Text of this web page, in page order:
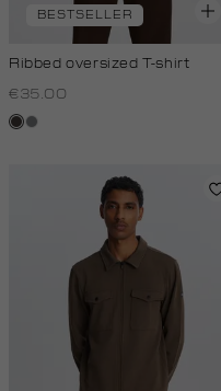
BESTSELLER
Ribbed oversized T-shirt
€35.00
chocomiddengrijs